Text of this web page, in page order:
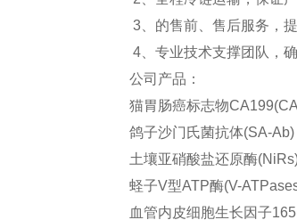
3、的售前、售后服务，
4、专业技术支撑团队，
公司产品：
猫胃肠癌标志物
鸽子沙门氏菌抗体(SA-
土壤亚硝酸盐还原酶
蛏子V型ATP酶(V-
血管内皮细胞生长因子